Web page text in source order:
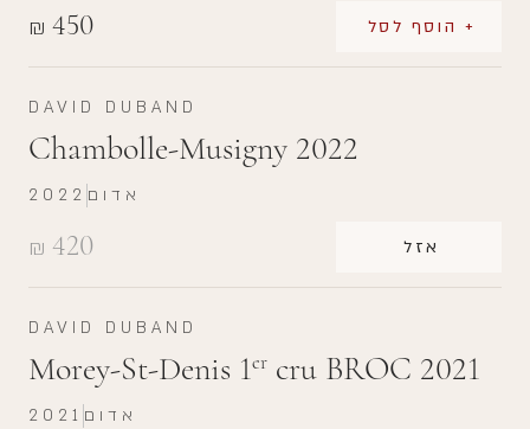
₪ 450 + הוסף לסל
DAVID DUBAND
Chambolle-Musigny 2022
₪ 420 אזל
2022 אדום
DAVID DUBAND
Morey-St-Denis 1er cru BROC 2021
2021 אדום